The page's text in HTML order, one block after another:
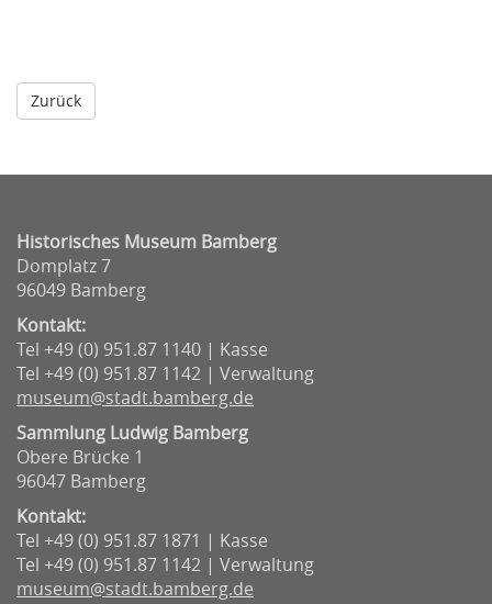
Historisches Museum Bamberg
Domplatz 7
96049 Bamberg
Kontakt:
Tel +49 (0) 951.87 1140 | Kasse
Tel +49 (0) 951.87 1142 | Verwaltung
museum@stadt.bamberg.de
Sammlung Ludwig Bamberg
Obere Brücke 1
96047 Bamberg
Kontakt:
Tel +49 (0) 951.87 1871 | Kasse
Tel +49 (0) 951.87 1142 | Verwaltung
museum@stadt.bamberg.de